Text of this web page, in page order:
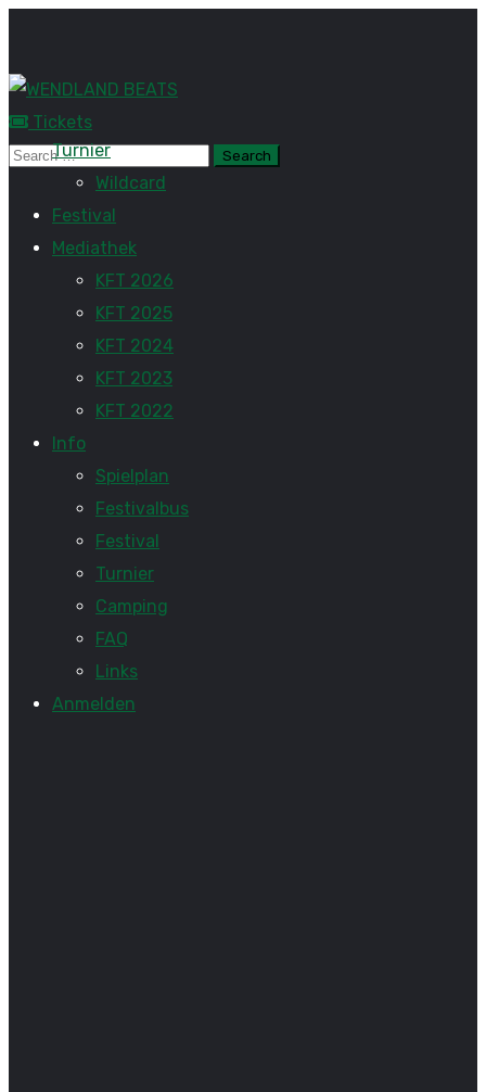
Tickets
Turnier
Wildcard
Festival
Mediathek
KFT 2026
KFT 2025
KFT 2024
KFT 2023
KFT 2022
Info
Spielplan
Festivalbus
Festival
Turnier
Camping
FAQ
Links
Anmelden